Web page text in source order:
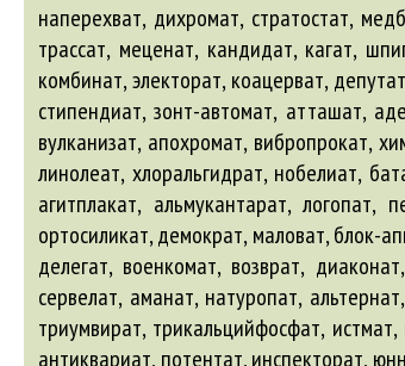
наперехват, дихромат, стратостат,
трассат, меценат, кандидат, кагат,
комбинат, электорат, коацерват,
стипендиат, зонт-автомат, атташат,
вулканизат, апохромат, вибропрокат,
линолеат, хлоральгидрат, нобелиат,
агитплакат, альмукантарат, логопат,
ортосиликат, демократ, маловат, блок-
делегат, военкомат, возврат,
сервелат, аманат, натуропат,
триумвират, трикальцийфосфат,
антиквариат, потентат, инспекторат,